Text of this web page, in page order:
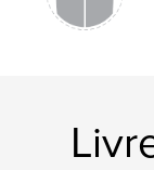
Kurashiki